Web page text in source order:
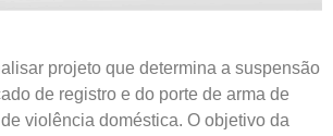
projeto que determina a suspensão
de registro e do porte de arma de
violência doméstica. O objetivo da